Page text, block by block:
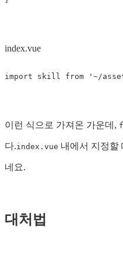
index.vue
import skill from ' ~/
이런 식으로 가져온 가운데,
다.index.vue 내에서 지정할
네요.
대처법